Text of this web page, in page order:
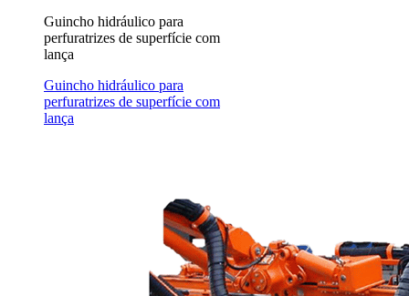
Guincho hidráulico para
perfuratrizes de superfície com
lança
Guincho hidráulico para
perfuratrizes de superfície com
lança